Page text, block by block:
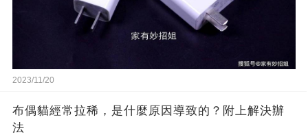
2023/11/20
布偶貓經常拉稀，是什麼原因導致的？附上解決辦
法